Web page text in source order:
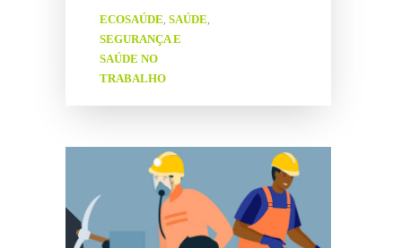
ECOSAÚDE,SAÚDE,
SEGURANÇA E
SAÚDE NO
TRABALHO